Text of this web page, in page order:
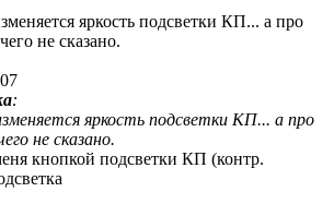
яркость подсветки КП... а про
не сказано.
:
яркость подсветки КП... а про
не сказано.
кнопкой подсветки КП (контр.